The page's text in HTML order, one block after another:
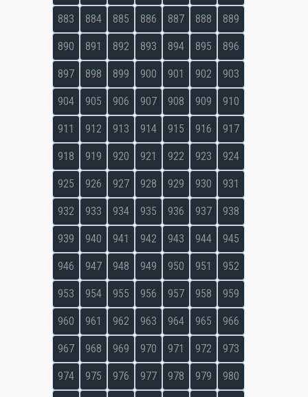
883 884 885 886 887 888 889
890 891 892 893 894 895 896
897 898 899 900 901 902 903
904 905 906 907 908 909 910
911 912 913 914 915 916 917
918 919 920 921 922 923 924
925 926 927 928 929 930 931
932 933 934 935 936 937 938
939 940 941 942 943 944 945
946 947 948 949 950 951 952
953 954 955 956 957 958 959
960 961 962 963 964 965 966
967 968 969 970 971 972 973
974 975 976 977 978 979 980